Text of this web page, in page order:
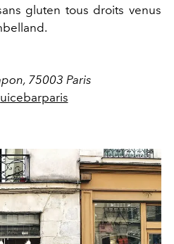
gluten tous droits venus
75003 Paris